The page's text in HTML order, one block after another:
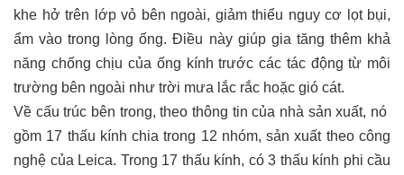
khe hở trên lớp vỏ bên ngoài, giảm thiểu nguy cơ lọt bụi,
ẩm vào trong lòng ống. Điều này giúp gia tăng thêm khả
năng chống chịu của ống kính trước các tác động từ môi
trường bên ngoài như trời mưa lắc rắc hoặc gió cát.
Về cấu trúc bên trong, theo thông tin của nhà sản xuất, nó
gồm 17 thấu kính chia trong 12 nhóm, sản xuất theo công
nghệ của Leica. Trong 17 thấu kính, có 3 thấu kính phi cầu